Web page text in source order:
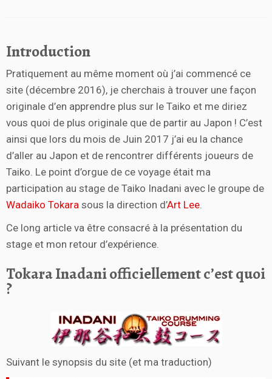
Introduction
Pratiquement au même moment où j’ai commencé ce
site (décembre 2016), je cherchais à trouver une façon
originale d’en apprendre plus sur le Taiko et me diriez
vous quoi de plus originale que de partir au Japon ! C’est
ainsi que lors du mois de Juin 2017 j’ai eu la chance
d’aller au Japon et de rencontrer différents joueurs de
Taiko. Le point d’orgue de ce voyage était ma
participation au stage de Taiko Inadani avec le groupe de
Wadaiko Tokara sous la direction d’Art Lee.
Ce long article va être consacré à la présentation du
stage et mon retour d’expérience.
Tokara Inadani officiellement c’est quoi
?
Suivant le synopsis du site (et ma traduction)